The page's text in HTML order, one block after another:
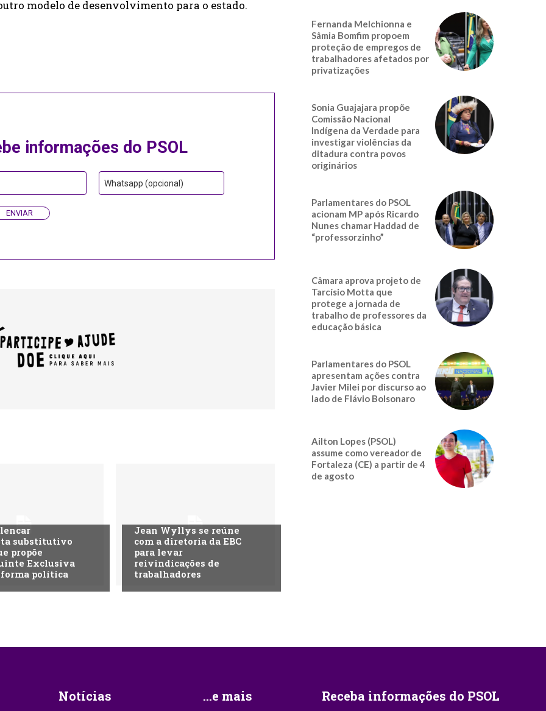
modelo de desenvolvimento para o estado.
informações do PSOL
Whatsapp (opcional)
ENVIAR
substitutivo
propõe
Exclusiva
política
Jean Wyllys se reúne
com a diretoria da EBC
para levar
reivindicações de
trabalhadores
Fernanda Melchionna e
Sâmia Bomfim propoem
proteção de empregos de
trabalhadores afetados por
privatizações
Sonia Guajajara propõe
Comissão Nacional
Indígena da Verdade para
investigar violências da
ditadura contra povos
originários
Parlamentares do PSOL
acionam MP após Ricardo
Nunes chamar Haddad de
“professorzinho”
Câmara aprova projeto de
Tarcísio Motta que
protege a jornada de
trabalho de professores da
educação básica
Parlamentares do PSOL
apresentam ações contra
Javier Milei por discurso ao
lado de Flávio Bolsonaro
Ailton Lopes (PSOL)
assume como vereador de
Fortaleza (CE) a partir de 4
de agosto
Notícias ...e mais Receba informações do PSOL